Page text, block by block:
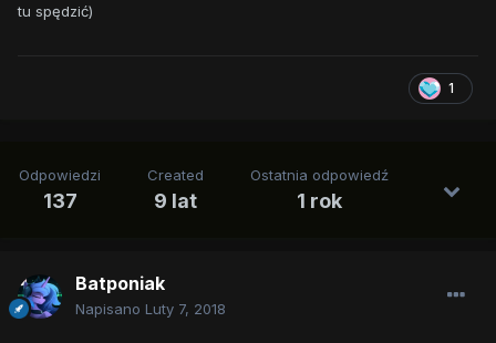
tu spędzić)
1
Odpowiedzi
137
Created
9 lat
Ostatnia odpowiedź
1 rok
Batponiak
Napisano Luty 7, 2018